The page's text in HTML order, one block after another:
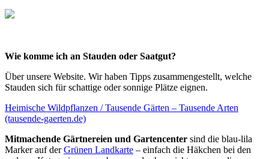
Wie komme ich an Stauden oder Saatgut?
Über unsere Website. Wir haben Tipps zusammengestellt, welche
Stauden sich für schattige oder sonnige Plätze eignen.
Heimische Wildpflanzen / Tausende Gärten – Tausende Arten
(tausende-gaerten.de)
Mitmachende Gärtnereien und Gartencenter sind die blau-lila
Marker auf derGrünen Landkarte – einfach die Häkchen bei den